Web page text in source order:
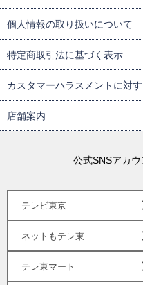
個人情報の取り扱いについて
特定商取引法に基づく表示
カスタマーハラスメントに対
店舗案内
公式SNSアカウ
テレビ東京
ネットもテレ東
テレ東マート